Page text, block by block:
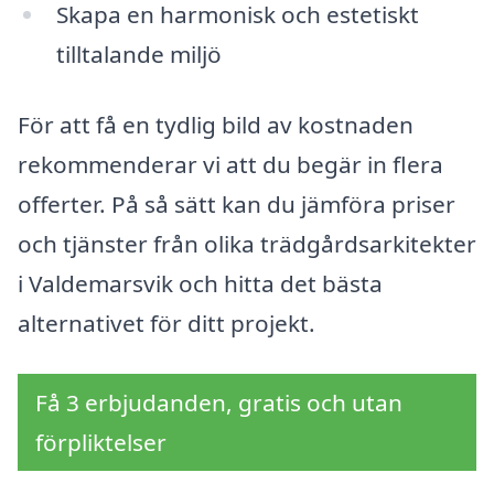
Skapa en harmonisk och estetiskt
tilltalande miljö
För att få en tydlig bild av kostnaden
rekommenderar vi att du begär in flera
offerter. På så sätt kan du jämföra priser
och tjänster från olika trädgårdsarkitekter
i Valdemarsvik och hitta det bästa
alternativet för ditt projekt.
Få 3 erbjudanden, gratis och utan
förpliktelser